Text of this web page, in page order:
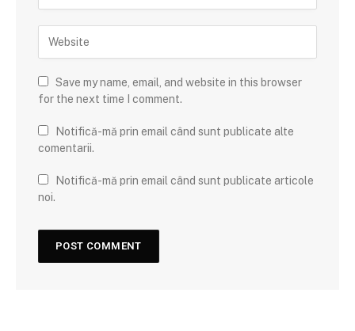
Save my name, email, and website in this browser
for the next time I comment.
Notifică-mă prin email când sunt publicate alte
comentarii.
Notifică-mă prin email când sunt publicate articole
noi.